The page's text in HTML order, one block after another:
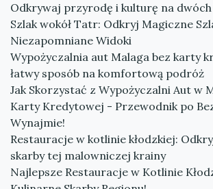
Odkrywaj przyrodę i kulturę na dwóch
Szlak wokół Tatr: Odkryj Magiczne
Niezapomniane Widoki
Wypożyczalnia aut Malaga bez karty
łatwy sposób na komfortową podróż
Jak Skorzystać z Wypożyczalni Aut w
Karty Kredytowej - Przewodnik po
Wynajmie!
Restauracje w kotlinie kłodzkiej:
skarby tej malowniczej krainy
Najlepsze Restauracje w Kotlinie